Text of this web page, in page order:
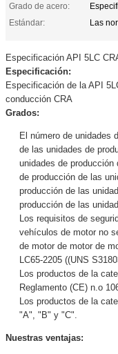
Grado de acero:
Estándar:
Las
Especificación API 5LC
Especificación:
Especificación de la API
conducción CRA
Grados:
El número de unidades
de las unidades de
unidades de producción
de producción de las
producción de las
producción de las
Los requisitos de
vehículos de motor no
de motor de motor de
LC65-2205 ((UNS
Los productos de la
Reglamento (CE) n.o
Los productos de la
"A", "B" y "C".
Nuestras ventajas: